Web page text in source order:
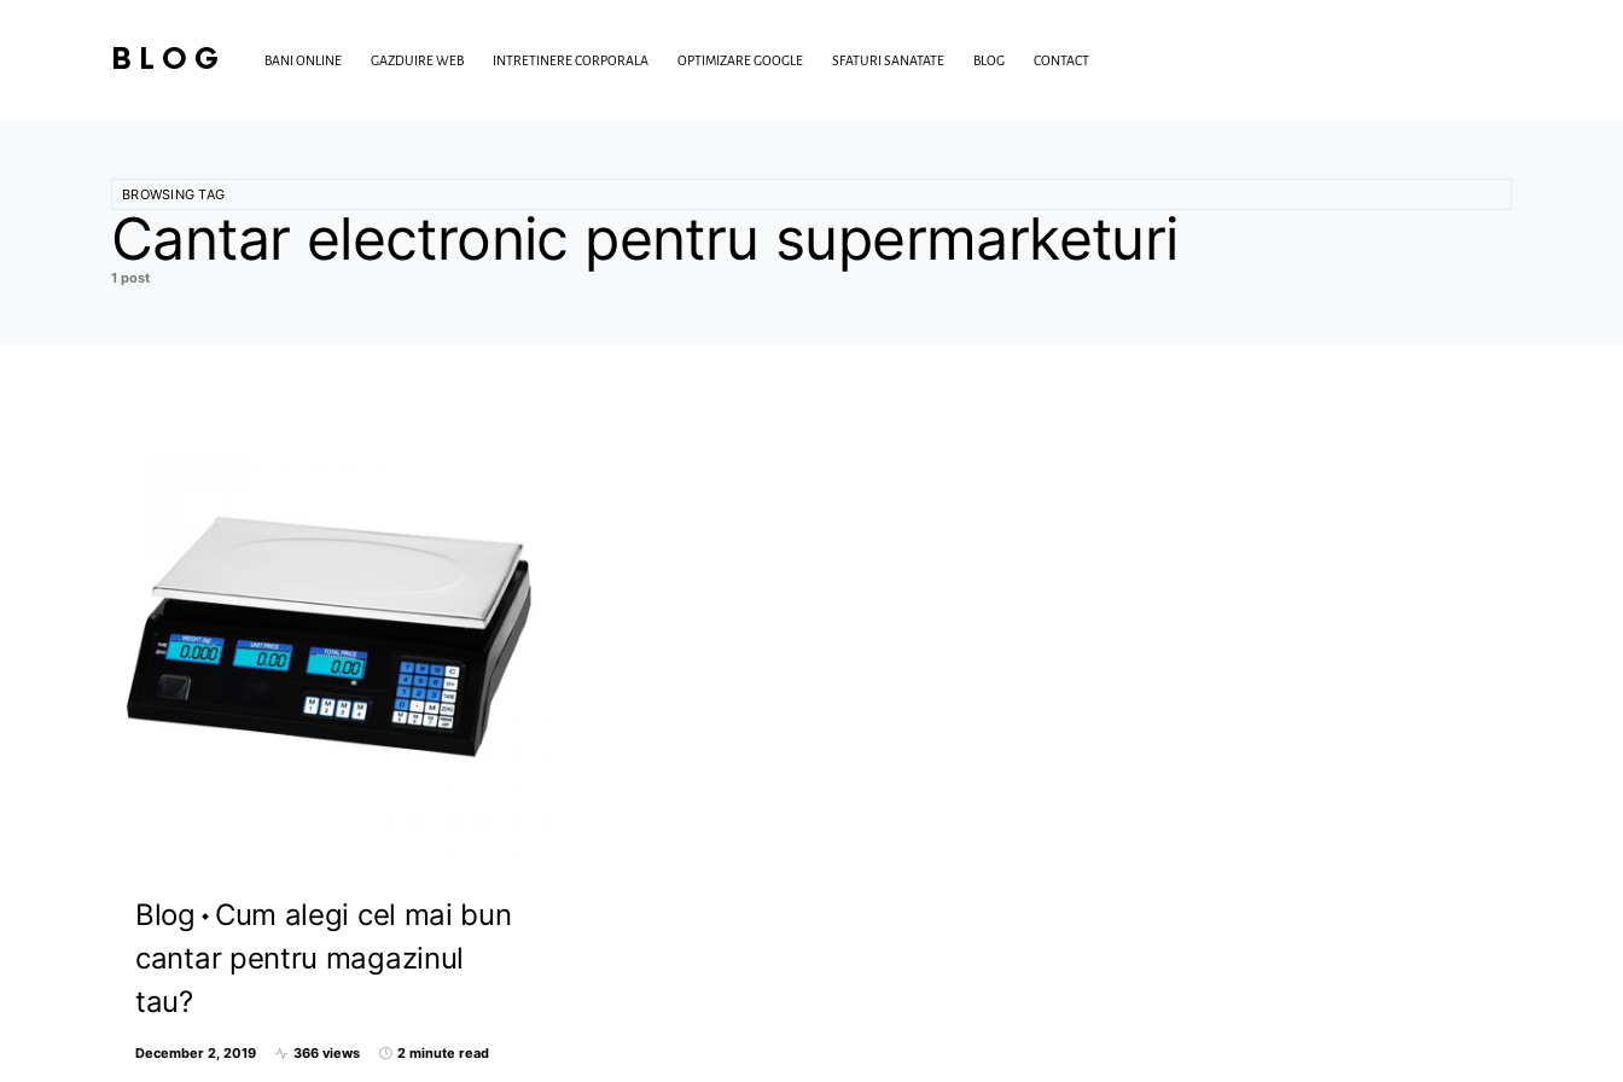
BLOG BANI ONLINE GAZDUIRE WEB INTRETINERE CORPORALA OPTIMIZARE GOOGLE SFATURI SANATATE BLOG CONTACT
BROWSING TAG
Cantar electronic pentru supermarketuri
1 post
Blog
Cum alegi cel mai bun
cantar pentru magazinul
tau?
December 2, 2019 366 views 2 minute read